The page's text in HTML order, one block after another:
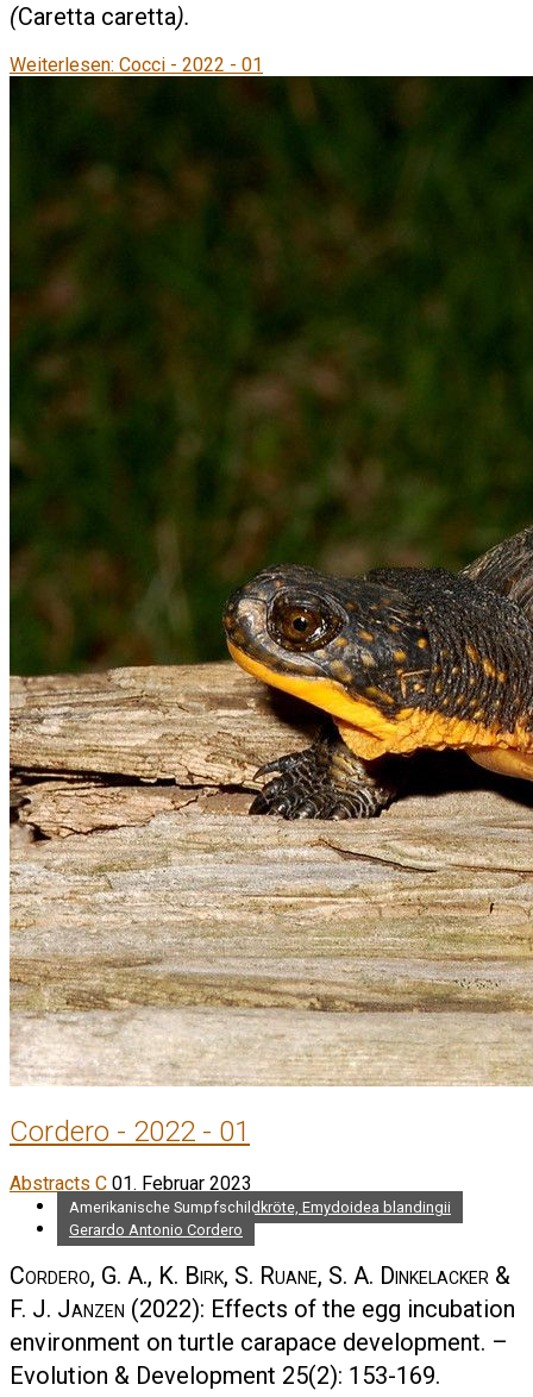
(Caretta caretta).
Weiterlesen: Cocci - 2022 - 01
Cordero - 2022 - 01
Abstracts C 01. Februar 2023
Amerikanische Sumpfschildkröte, Emydoidea blandingii
Gerardo Antonio Cordero
Cordero, G. A., K. Birk, S. Ruane, S. A. Dinkelacker &
F. J. Janzen (2022): Effects of the egg incubation
environment on turtle carapace development. –
Evolution & Development 25(2): 153-169.